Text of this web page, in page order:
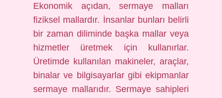
Ekonomik açıdan, sermaye malları
fiziksel mallardır. İnsanlar bunları belirli
bir zaman diliminde başka mallar veya
hizmetler üretmek için kullanırlar.
Üretimde kullanılan makineler, araçlar,
binalar ve bilgisayarlar gibi ekipmanlar
sermaye mallarıdır. Sermaye sahipleri